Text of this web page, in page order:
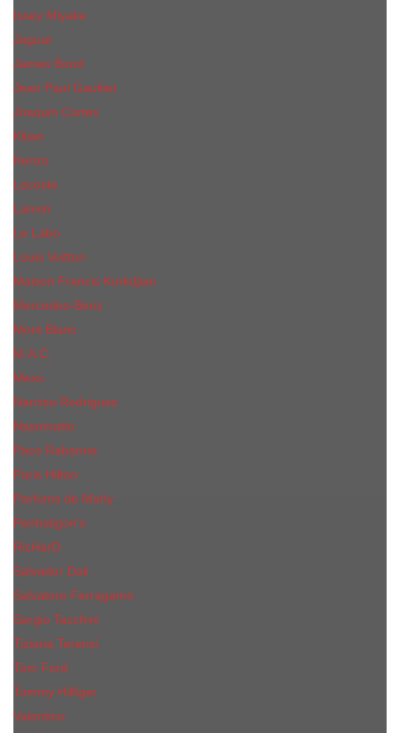
Issey Miyake
Jaguar
James Bond
Jean Paul Gaultier
Joaquin Сortes
Kilian
Kenzo
Lacoste
Lanvin
Le Labo
Louis Vuitton
Maison Francis Kurkdjian
Mercedes-Benz
Mont Blanc
M.А.C.
Mexx
Narciso Rodriguez
Nasomatto
Paco Rabanne
Paris Hilton
Parfums de Marly
Penhaligon​'s
RicHarD
Salvador Dali
Salvatore Ferragamo
Sergio Tacchini
Tiziana Terenzi
Tom Ford
Tommy Hilfiger
Valentino